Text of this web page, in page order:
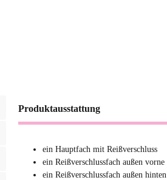
Produktausstattung
ein Hauptfach mit Reißverschluss
ein Reißverschlussfach außen vorne
ein Reißverschlussfach außen hinten